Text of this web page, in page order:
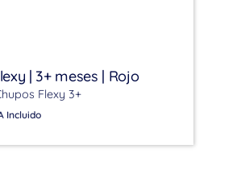
| 3+ meses | Rojo
Flexy 3+
Incluido